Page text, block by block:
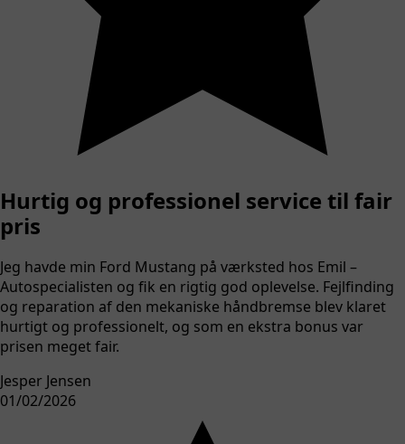
Hurtig og professionel service til fair
pris
Jeg havde min Ford Mustang på værksted hos Emil –
Autospecialisten og fik en rigtig god oplevelse. Fejlfinding
og reparation af den mekaniske håndbremse blev klaret
hurtigt og professionelt, og som en ekstra bonus var
prisen meget fair.
Jesper Jensen
01/02/2026